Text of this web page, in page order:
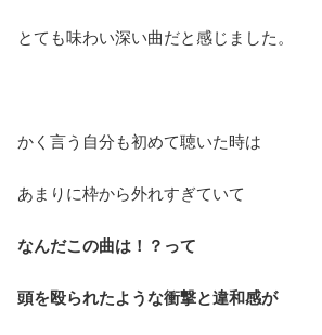
とても味わい深い曲だと感じました。
かく言う自分も初めて聴いた時は
あまりに枠から外れすぎていて
なんだこの曲は！？って
頭を殴られたような衝撃と違和感が